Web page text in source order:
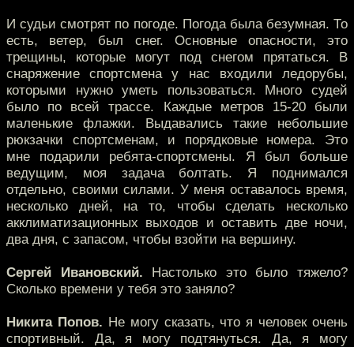
И судьи смотрят по погоде. Погода была безумная. То
есть, ветер, был снег. Основные опасности, это
трещины, которые могут под снегом прятаться. В
снаряжение спортсмена у нас входили ледорубы,
которыми нужно уметь пользоваться. Много судей
было по всей трассе. Каждые метров 15-20 были
маленькие флажки. Выдавались такие небольшие
рюкзачки спортсменам, и порядковые номера. Это
мне подарили ребята-спортсмены. Я был больше
ведущим, моя задача болтать. Я поднимался
отдельно, своими силами. У меня оставалось время,
несколько дней, на то, чтобы сделать несколько
акклиматизационных выходов и оставить две ночи,
два дня, с запасом, чтобы взойти на вершину.
Сергей Ивановский. Настолько это было тяжело?
Сколько времени у тебя это заняло?
Никита Попов. Не могу сказать, что я человек очень
спортивный. Да, я могу подтянуться. Да, я могу